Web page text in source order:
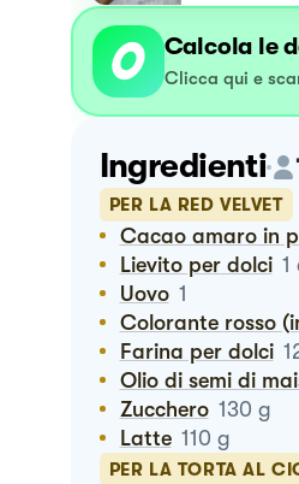
Calcola le
Clicca qui e
Ingredienti
PER LA RED VELVET
Cacao amaro in
Lievito per dolci 1
Uovo 1
Colorante rosso
Farina per dolci
Olio di semi di
Zucchero 130 g
Latte 110 g
PER LA TORTA AL